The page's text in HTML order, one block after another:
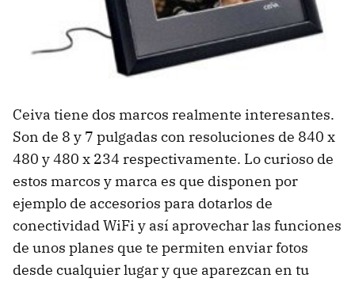
Ceiva tiene dos marcos realmente interesantes.
Son de 8 y 7 pulgadas con resoluciones de 840 x
480 y 480 x 234 respectivamente. Lo curioso de
estos marcos y marca es que disponen por
ejemplo de accesorios para dotarlos de
conectividad WiFi y así aprovechar las funciones
de unos planes que te permiten enviar fotos
desde cualquier lugar y que aparezcan en tu